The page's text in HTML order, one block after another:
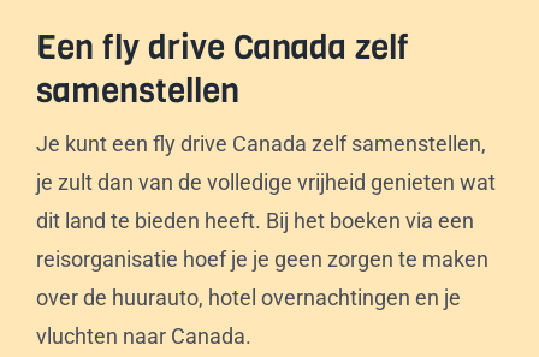
Een fly drive Canada zelf
samenstellen
Je kunt een fly drive Canada zelf samenstellen,
je zult dan van de volledige vrijheid genieten wat
dit land te bieden heeft. Bij het boeken via een
reisorganisatie hoef je je geen zorgen te maken
over de huurauto, hotel overnachtingen en je
vluchten naar Canada.